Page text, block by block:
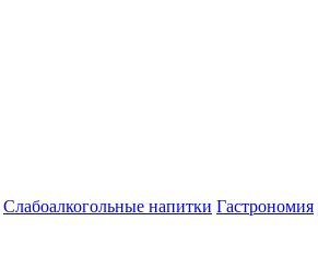
Слабоалкогольные напитки Гастрономия